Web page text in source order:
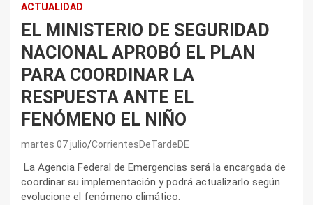
ACTUALIDAD
EL MINISTERIO DE SEGURIDAD
NACIONAL APROBÓ EL PLAN
PARA COORDINAR LA
RESPUESTA ANTE EL
FENÓMENO EL NIÑO
martes 07 julio CorrientesDeTardeDE
La Agencia Federal de Emergencias será la encargada de
coordinar su implementación y podrá actualizarlo según
evolucione el fenómeno climático.